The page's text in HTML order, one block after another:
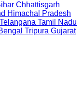
Chhattisgarh
Himachal Pradesh
Telangana Tamil Nadu
Tripura Gujarat